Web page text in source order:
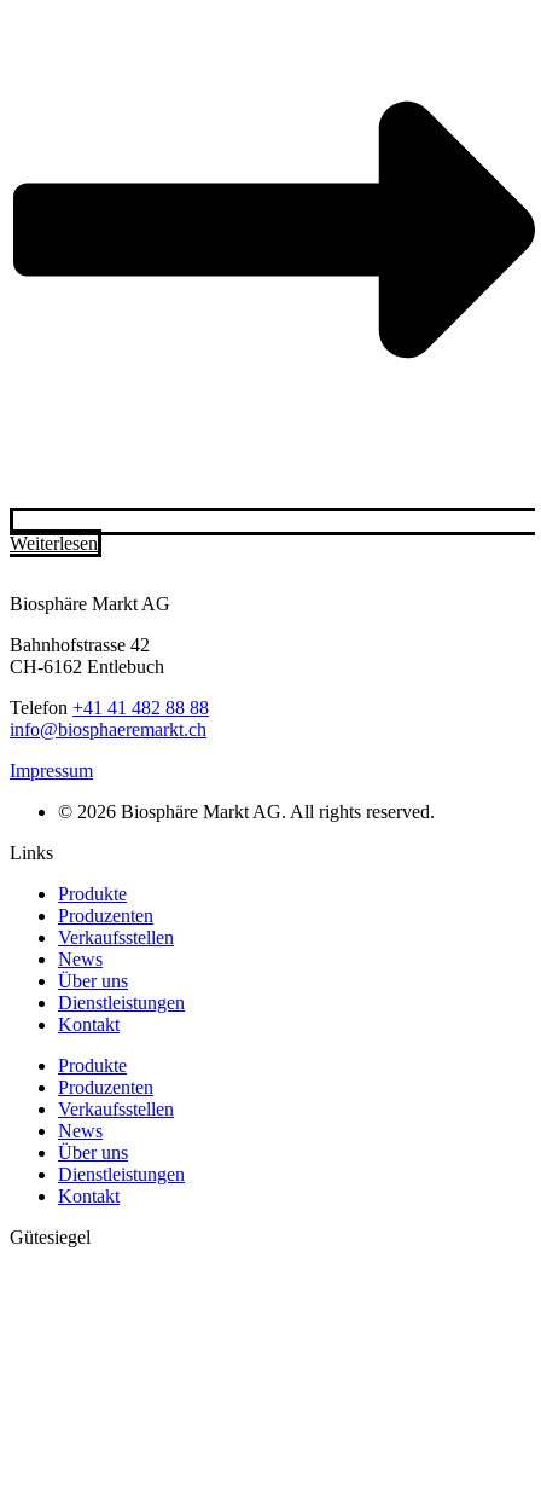
Weiterlesen
Biosphäre Markt AG
Bahnhofstrasse 42
CH-6162 Entlebuch
Telefon +41 41 482 88 88
info@biosphaeremarkt.ch
Impressum
© 2026 Biosphäre Markt AG. All rights reserved.
Links
Produkte
Produzenten
Verkaufsstellen
News
Über uns
Dienstleistungen
Kontakt
Produkte
Produzenten
Verkaufsstellen
News
Über uns
Dienstleistungen
Kontakt
Gütesiegel